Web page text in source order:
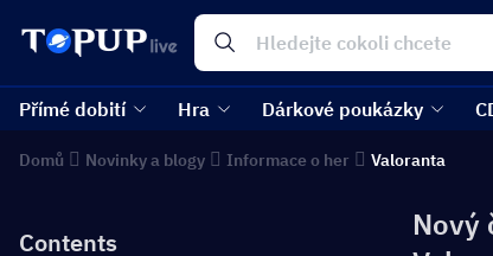
Přímé dobití Hra Dárkové poukázky
Domů Novinky a blogy Informace o her Valoranta
Contents
Nový